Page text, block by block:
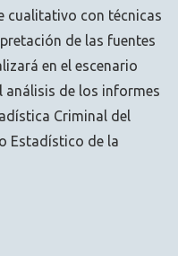
cualitativo con técnicas
de las fuentes
en el escenario
análisis de los informes
Criminal del
Estadístico de la